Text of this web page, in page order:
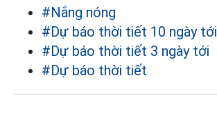
#Nắng nóng
#Dự báo thời tiết 10 ngày tới
#Dự báo thời tiết 3 ngày tới
#Dự báo thời tiết